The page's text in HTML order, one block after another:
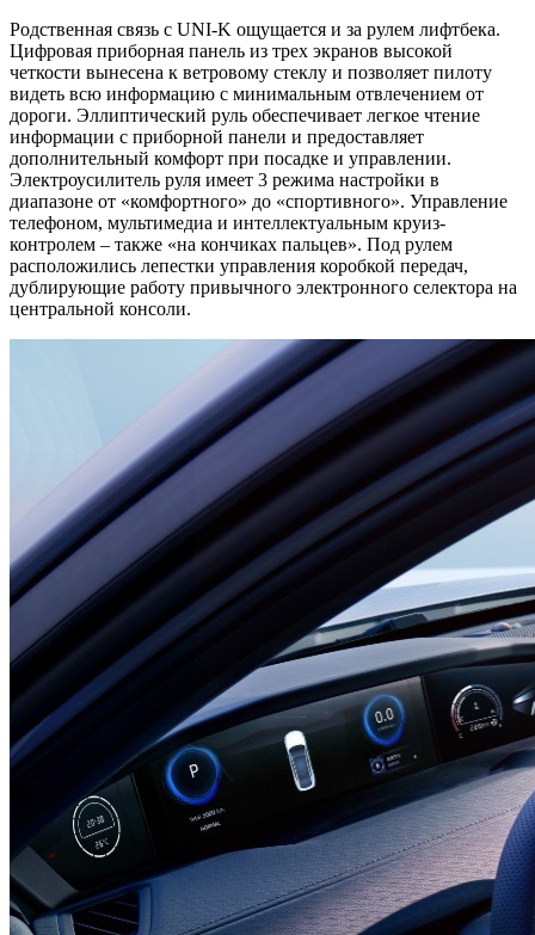
Родственная связь с UNI-K ощущается и за рулем лифтбека.
Цифровая приборная панель из трех экранов высокой
четкости вынесена к ветровому стеклу и позволяет пилоту
видеть всю информацию с минимальным отвлечением от
дороги. Эллиптический руль обеспечивает легкое чтение
информации с приборной панели и предоставляет
дополнительный комфорт при посадке и управлении.
Электроусилитель руля имеет 3 режима настройки в
диапазоне от «комфортного» до «спортивного». Управление
телефоном, мультимедиа и интеллектуальным круиз-
контролем – также «на кончиках пальцев». Под рулем
расположились лепестки управления коробкой передач,
дублирующие работу привычного электронного селектора на
центральной консоли.